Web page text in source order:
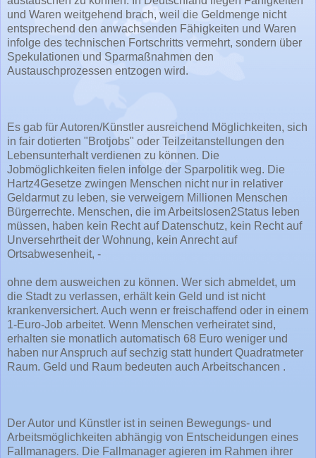
und Waren weitgehend brach, weil die Geldmenge nicht
entsprechend den anwachsenden Fähigkeiten und Waren
infolge des technischen Fortschritts vermehrt, sondern über
Spekulationen und Sparmaßnahmen den
Austauschprozessen entzogen wird.
Es gab für Autoren/Künstler ausreichend Möglichkeiten, sich
in fair dotierten "Brotjobs" oder Teilzeitanstellungen den
Lebensunterhalt verdienen zu können. Die
Jobmöglichkeiten fielen infolge der Sparpolitik weg. Die
Hartz4Gesetze zwingen Menschen nicht nur in relativer
Geldarmut zu leben, sie verweigern Millionen Menschen
Bürgerrechte. Menschen, die im Arbeitslosen2Status leben
müssen, haben kein Recht auf Datenschutz, kein Recht auf
Unversehrtheit der Wohnung, kein Anrecht auf
Ortsabwesenheit, -
ohne dem ausweichen zu können. Wer sich abmeldet, um
die Stadt zu verlassen, erhält kein Geld und ist nicht
krankenversichert. Auch wenn er freischaffend oder in einem
1-Euro-Job arbeitet. Wenn Menschen verheiratet sind,
erhalten sie monatlich automatisch 68 Euro weniger und
haben nur Anspruch auf sechzig statt hundert Quadratmeter
Raum. Geld und Raum bedeuten auch Arbeitschancen .
Der Autor und Künstler ist in seinen Bewegungs- und
Arbeitsmöglichkeiten abhängig von Entscheidungen eines
Fallmanagers. Die Fallmanager agieren im Rahmen ihrer